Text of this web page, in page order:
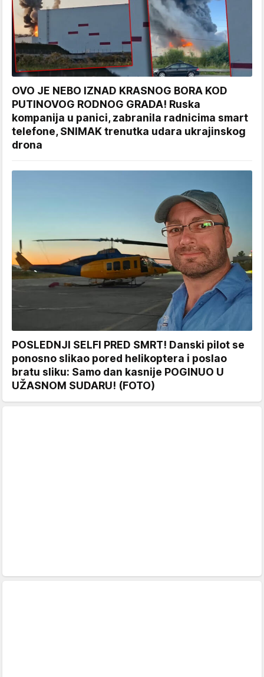
OVO JE NEBO IZNAD KRASNOG BORA KOD
PUTINOVOG RODNOG GRADA! Ruska
kompanija u panici, zabranila radnicima smart
telefone, SNIMAK trenutka udara ukrajinskog
drona
POSLEDNJI SELFI PRED SMRT! Danski pilot se
ponosno slikao pored helikoptera i poslao
bratu sliku: Samo dan kasnije POGINUO U
UŽASNOM SUDARU! (FOTO)